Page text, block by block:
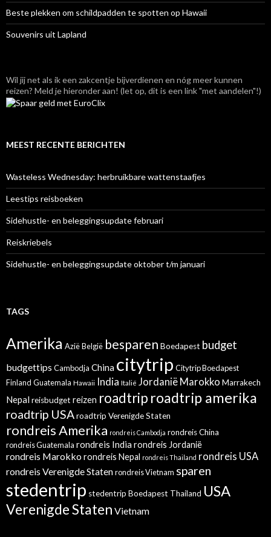
Beste plekken om schildpadden te spotten op Hawaii
Souvenirs uit Lapland
Wil jij net als ik een zakcentje bijverdienen en nóg meer kunnen
reizen? Meld je hieronder aan! (let op, dit is een link "met aandelen"!)
MEEST RECENTE BERICHTEN
Wasteless Wednesday: herbruikbare wattenstaafjes
Leestips reisboeken
Sidehustle- en beleggingsupdate februari
Reiskriebels
Sidehustle- en beleggingsupdate oktober t/m januari
TAGS
Amerika AziëBelgië besparen Boedapest budget
budgettips Cambodja China citytrip Citytrip Boedapest
Finland Guatemala Hawaii India Italië Jordanië Marokko Marrakech
Nepalreisbudget reizen roadtrip roadtrip amerika
roadtrip USAroadtrip Verenigde Staten
rondreis Amerika rondreis Cambodja rondreis China
rondreis Guatemala rondreis Indiarondreis Jordanië
rondreis Marokkorondreis Nepal rondreis Thailand rondreis USA
rondreis Verenigde Statenrondreis Vietnam sparen
stedentrip stedentrip Boedapest Thailand USA
Verenigde Staten Vietnam